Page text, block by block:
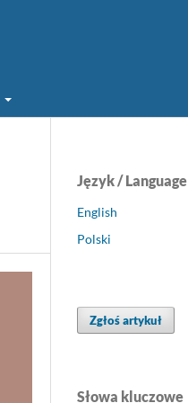
Język / Language
English
Polski
Zgłoś artykuł
Słowa kluczowe